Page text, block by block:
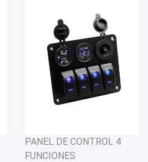
PANEL DE CONTROL 4
FUNCIONES